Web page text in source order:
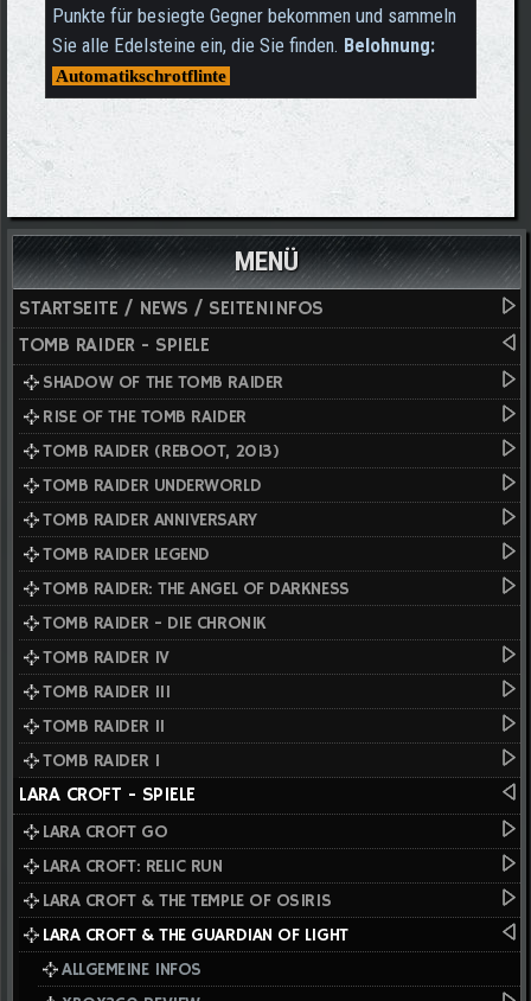
Punkte für besiegte Gegner bekommen und sammeln
Sie alle Edelsteine ein, die Sie finden. Belohnung:
Automatikschrotflinte
MENÜ
STARTSEITE / NEWS / SEITENINFOS
TOMB RAIDER - SPIELE
SHADOW OF THE TOMB RAIDER
RISE OF THE TOMB RAIDER
TOMB RAIDER (REBOOT, 2013)
TOMB RAIDER UNDERWORLD
TOMB RAIDER ANNIVERSARY
TOMB RAIDER LEGEND
TOMB RAIDER: THE ANGEL OF DARKNESS
TOMB RAIDER - DIE CHRONIK
TOMB RAIDER IV
TOMB RAIDER III
TOMB RAIDER II
TOMB RAIDER I
LARA CROFT - SPIELE
LARA CROFT GO
LARA CROFT: RELIC RUN
LARA CROFT & THE TEMPLE OF OSIRIS
LARA CROFT & THE GUARDIAN OF LIGHT
ALLGEMEINE INFOS